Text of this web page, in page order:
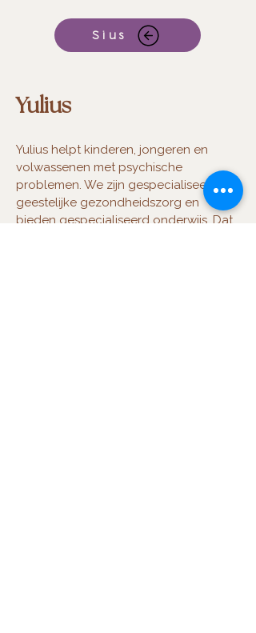
Sius
Yulius
Yulius helpt kinderen, jongeren en
volwassenen met ­psychische
problemen. We zijn gespecialiseerd in­
geestelijke gezondheidszorg en
bieden gespecialiseerd onderwijs. Dat